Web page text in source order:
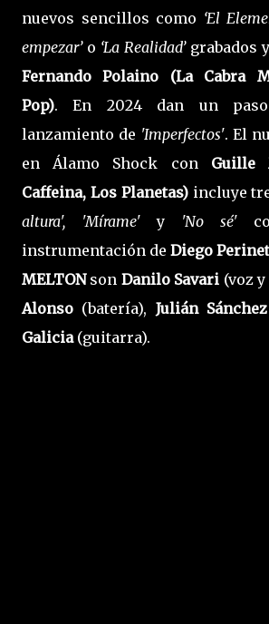
nuevos sencillos como ‘El
empezar’ o ‘La Realidad’ grabados
Fernando Polaino (La Cabra
Pop). En 2024 dan un
lanzamiento de 'Imperfectos'. El
en Álamo Shock conGuille
Caffeina, Los Planetas)incluye
altura', 'Mírame' y 'No sé'
instrumentación de Diego
MELTONson Danilo Savari (voz
Alonso (batería), Julián Sánchez
Galicia (guitarra).